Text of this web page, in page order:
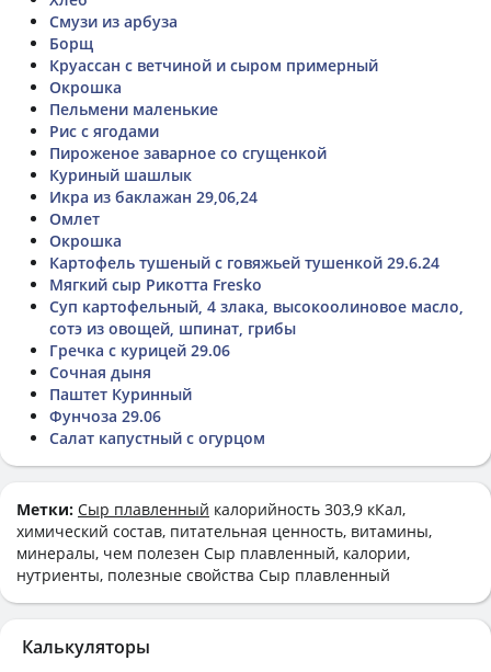
Смузи из арбуза
Борщ
Круассан с ветчиной и сыром примерный
Окрошка
Пельмени маленькие
Рис с ягодами
Пироженое заварное со сгущенкой
Куриный шашлык
Икра из баклажан 29,06,24
Омлет
Окрошка
Картофель тушеный с говяжьей тушенкой 29.6.24
Мягкий сыр Рикотта Fresko
Суп картофельный, 4 злака, высокоолиновое масло,
сотэ из овощей, шпинат, грибы
Гречка с курицей 29.06
Сочная дыня
Паштет Куринный
Фунчоза 29.06
Салат капустный с огурцом
Метки: Сыр плавленный калорийность 303,9 кКал,
химический состав, питательная ценность, витамины,
минералы, чем полезен Сыр плавленный, калории,
нутриенты, полезные свойства Сыр плавленный
Калькуляторы